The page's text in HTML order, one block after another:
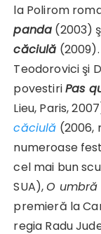
la Polirom
panda (2003)
căciulă
Teodorovici şi
povestiriPas
Lieu, Paris,
căciulă (2006,
numeroase
cel mai bun
SUA),O umbră
premieră la
regia Radu